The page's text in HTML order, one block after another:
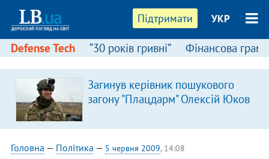
Підтримати УКР
Defense Tech “30 років гривні” Фінансова
Загинув керівник пошукового
загону "Плацдарм" Олексій Юков
Головна — Політика — 5 червня 2009, 14:08